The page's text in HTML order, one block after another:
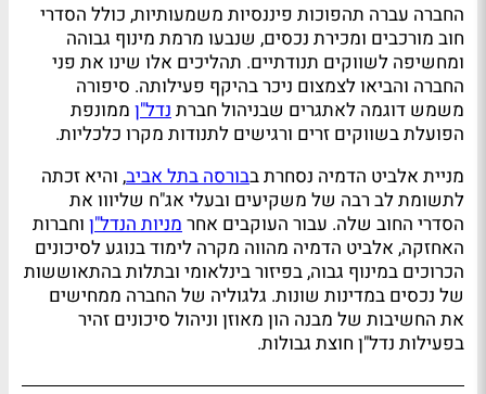
החברה עברה תהפוכות פיננסיות משמעותיות, כולל הסדרי
חוב מורכבים ומכירת נכסים, שנבעו מרמת מינוף גבוהה
ומחשיפה לשווקים תנודתיים. תהליכים אלו שינו את פני
החברה והביאו לצמצום ניכר בהיקף פעילותה. סיפורה
משמש דוגמה לאתגרים שבניהול חברתנדל"ן ממונפת
הפועלת בשווקים זרים ורגישים לתנודות מקרו כלכליות.
מניית אלביט הדמיה נסחרת בבורסה בתל אביב, והיא זכתה
לתשומת לב רבה של משקיעים ובעלי אג"ח שליווו את
הסדרי החוב שלה. עבור העוקבים אחרמניות הנדל"ן וחברות
האחזקה, אלביט הדמיה מהווה מקרה לימוד בנוגע לסיכונים
הכרוכים במינוף גבוה, בפיזור בינלאומי ובתלות בהתאוששות
של נכסים במדינות שונות. גלגוליה של החברה ממחישים
את החשיבות של מבנה הון מאוזן וניהול סיכונים זהיר
בפעילות נדל"ן חוצת גבולות.